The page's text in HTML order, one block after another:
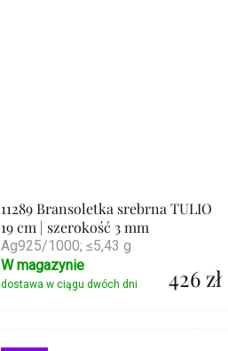
11289 Bransoletka srebrna TULIO
19 cm | szerokość 3 mm
Ag925/1000; ≤5,43 g
426 zł
W magazynie